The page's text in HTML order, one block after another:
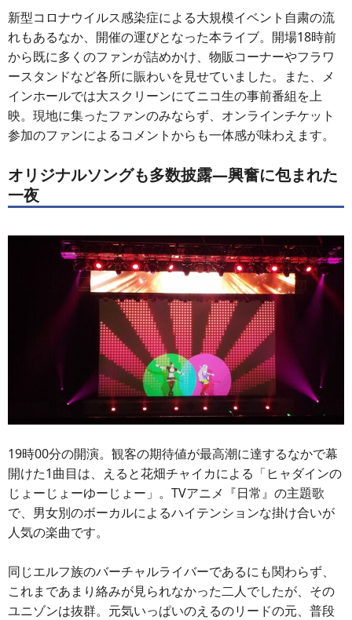
新型コロナウイルス感染症による大規模イベント自粛の流
れもあるなか、開催の運びとなった本ライブ。開場18時前
から既に多くのファンが詰めかけ、物販コーナーやフラワ
ースタンドなど各所に賑わいを見せていました。また、メ
インホールでは大スクリーンにてニコ生の事前番組を上
映。現地に集ったファンのみならず、オンラインチケット
参加のファンによるコメントからも一体感が味わえます。
オリジナルソングも多数披露―興奮に包まれた
一夜
19時00分の開演。観客の期待値が最高潮に達するなかで幕
開けた1曲目は、えると花畑チャイカによる「ヒャダインの
じょーじょーゆーじょー」。TVアニメ『日常』の主題歌
で、男女別のボーカルによるハイテンションな掛け合いが
人気の楽曲です。
同じエルフ族のバーチャルライバーであるにも関わらず、
これまであまり絡みが見られなかった二人でしたが、その
ユニゾンは抜群。元気いっぱいのえるのリードの元、普段